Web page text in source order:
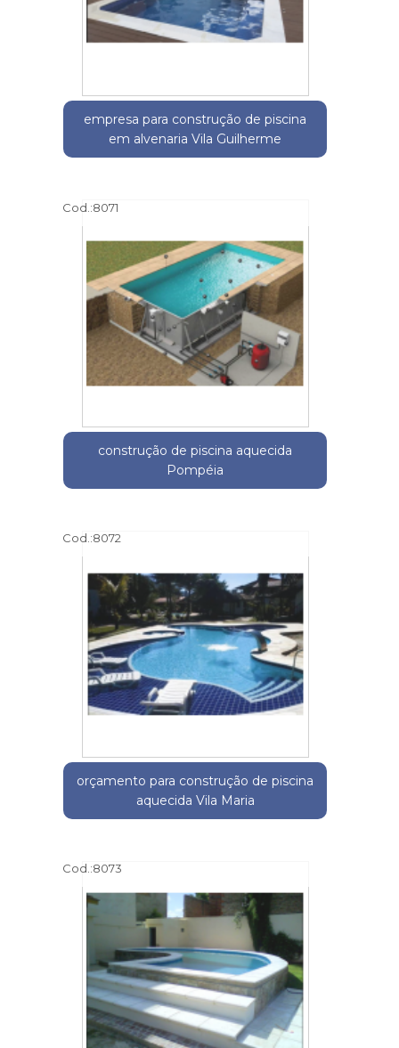
empresa para construção de piscina
em alvenaria Vila Guilherme
Cod.:8071
construção de piscina aquecida
Pompéia
Cod.:8072
orçamento para construção de piscina
aquecida Vila Maria
Cod.:8073